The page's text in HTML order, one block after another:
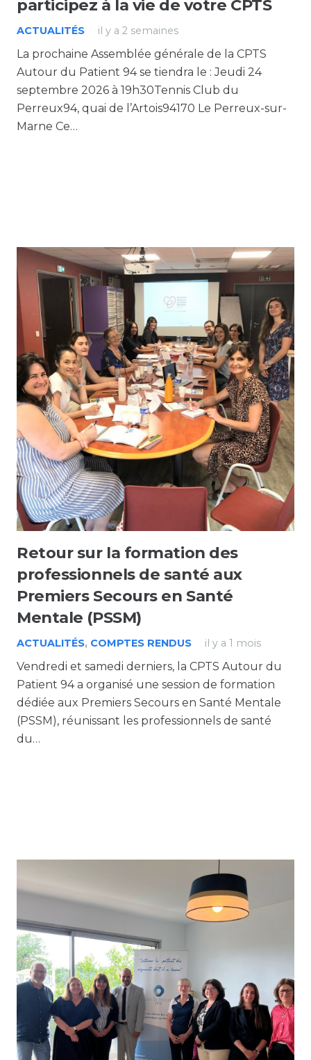
participez à la vie de votre CPTS
ACTUALITÉS il y a 2 semaines
La prochaine Assemblée générale de la CPTS
Autour du Patient 94 se tiendra le : Jeudi 24
septembre 2026 à 19h30Tennis Club du
Perreux94, quai de l’Artois94170 Le Perreux-sur-
Marne Ce…
Retour sur la formation des
professionnels de santé aux
Premiers Secours en Santé
Mentale (PSSM)
ACTUALITÉS, COMPTES RENDUS il y a 1 mois
Vendredi et samedi derniers, la CPTS Autour du
Patient 94 a organisé une session de formation
dédiée aux Premiers Secours en Santé Mentale
(PSSM), réunissant les professionnels de santé
du…